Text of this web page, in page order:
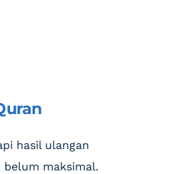
hasil ulangan
belum maksimal.